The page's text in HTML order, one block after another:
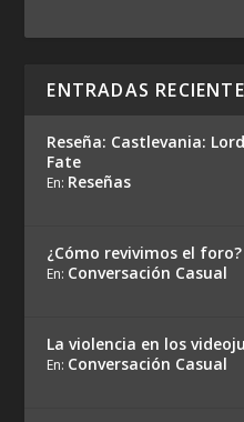
ENTRADAS
Reseña: Castlevania:
Fate
En: Reseñas
¿Cómo revivimos el foro?
En: Conversación Casual
La violencia en los
En: Conversación Casual